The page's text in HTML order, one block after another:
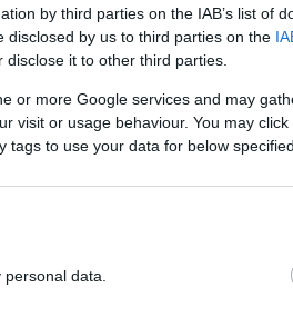
by third parties on the IAB’s list of
disclosed by us to third parties on the
disclose it to other third parties.
or more Google services and may
visit or usage behaviour. You may
tags to use your data for below
data.
έξι
ο Όμιλος που καλλιεργεί τα
μυούνται στον αθλητισμό μέσα